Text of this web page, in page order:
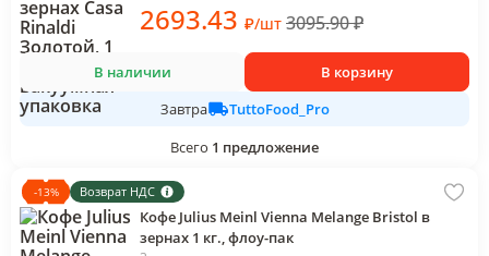
2693.43 ₽/шт 3095.90₽
В наличии
В корзину
Завтра
TuttoFood_Pro
Всего 1 предложение
-13% Возврат НДС
Кофе Julius Meinl Vienna Melange Bristol в
зернах 1 кг., флоу-пак